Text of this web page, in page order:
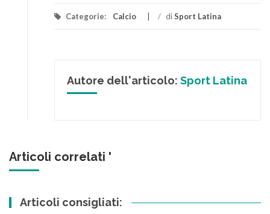
Categorie: Calcio / diSport Latina
Autore dell'articolo: Sport Latina
Articoli correlati '
Articoli consigliati: